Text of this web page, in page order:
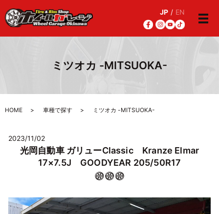
JP / EN
メ
ミツオカ -MITSUOKA-
HOME 車種で探す ミツオカ -MITSUOKA-
2023/11/02
光岡自動車 ガリューClassic Kranze Elmar
17×7.5J GOODYEAR 205/50R17